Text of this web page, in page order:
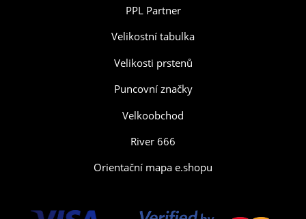
PPL Partner
Velikostní tabulka
Velikosti prstenů
Puncovní značky
Velkoobchod
River 666
Orientační mapa e.shopu